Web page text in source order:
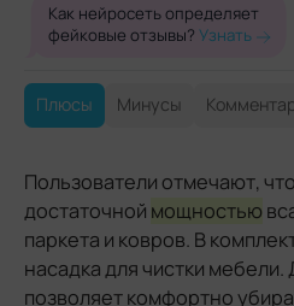
Как нейросеть определяет
фейковые отзывы? Узнать
Плюсы Минусы
Пользователи отмечают, что
достаточной мощностью
паркета и ковров. В
насадка для чистки
позволяет комфортно